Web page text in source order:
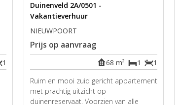
1
Duinenveld 2A/0501 -
Vakantieverhuur
NIEUWPOORT
Prijs op aanvraag
1
1
68 m²
Ruim en mooi zuid gericht appartement
met prachtig uitzicht op
duinenreservaat. Voorzien van alle